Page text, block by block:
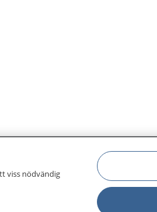
viss nödvändig